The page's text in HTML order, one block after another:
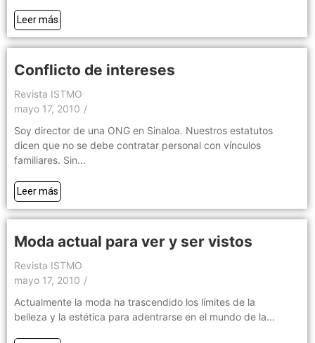
Leer más
Conflicto de intereses
Revista ISTMO
mayo 17, 2010 /
Soy director de una ONG en Sinaloa. Nuestros estatutos
dicen que no se debe contratar personal con vínculos
familiares. Sin...
Leer más
Moda actual para ver y ser vistos
Revista ISTMO
mayo 17, 2010 /
Actualmente la moda ha trascendido los límites de la
belleza y la estética para adentrarse en el mundo de la...